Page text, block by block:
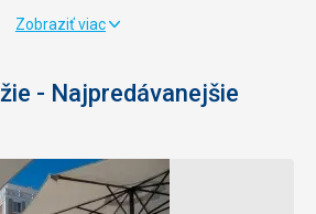
Zobraziť viac
- Najpredávanejšie